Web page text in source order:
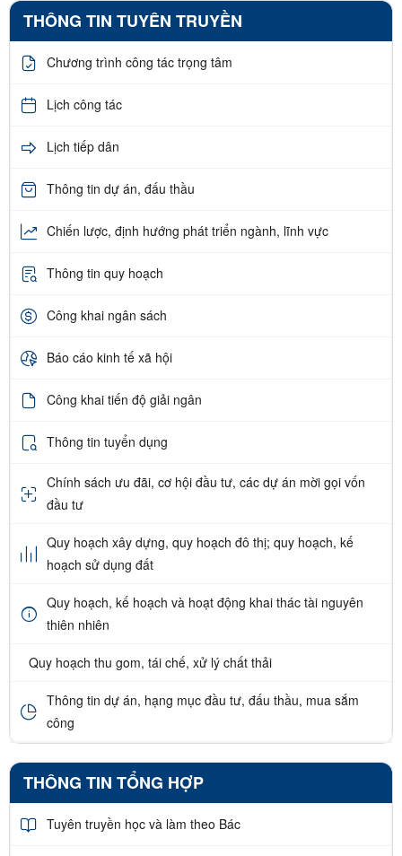
THÔNG TIN TUYÊN TRUYỀN
Chương trình công tác trọng tâm
Lịch công tác
Lịch tiếp dân
Thông tin dự án, đấu thầu
Chiến lược, định hướng phát triển ngành, lĩnh vực
Thông tin quy hoạch
Công khai ngân sách
Báo cáo kinh tế xã hội
Công khai tiến độ giải ngân
Thông tin tuyển dụng
Chính sách ưu đãi, cơ hội đầu tư, các dự án mời gọi vốn
đầu tư
Quy hoạch xây dựng, quy hoạch đô thị; quy hoạch, kế
hoạch sử dụng đất
Quy hoạch, kế hoạch và hoạt động khai thác tài nguyên
thiên nhiên
Quy hoạch thu gom, tái chế, xử lý chất thải
Thông tin dự án, hạng mục đầu tư, đấu thầu, mua sắm
công
THÔNG TIN TỔNG HỢP
Tuyên truyền học và làm theo Bác